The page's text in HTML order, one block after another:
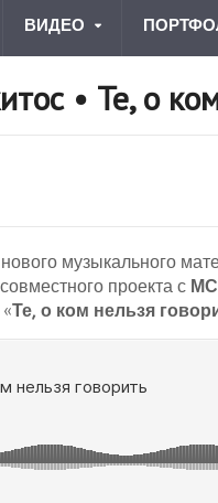
ВИДЕО
• Те, о
музыкального
проекта с
Те, о ком нельзя